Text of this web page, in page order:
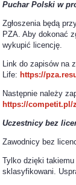
Puchar Polski w
Zgłoszenia będą
PZA. Aby dokonać
wykupić licencję.
Link do zapisów na
Life: https://
Następnie należy
https://competit.pl/
Uczestnicy bez
Zawodnicy bez
Tylko dzięki takiemu
sklasyfikowani.